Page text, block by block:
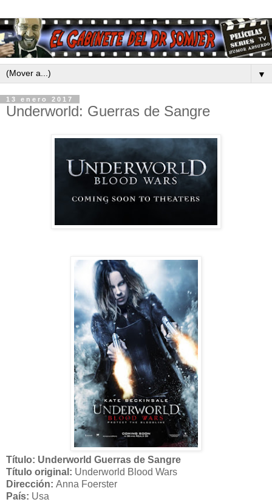
▼
13 enero 2017
Underworld: Guerras de Sangre
Título: Underworld Guerras de Sangre
Título original: Underworld Blood Wars
Dirección: Anna Foerster
País: Usa